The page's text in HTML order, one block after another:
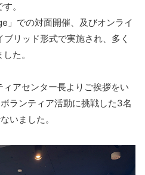
。
」での対面開催、及びオンライ
リッド形式で実施され、多く
た。
アセンター長よりご挨拶をい
ランティア活動に挑戦した3名
いました。